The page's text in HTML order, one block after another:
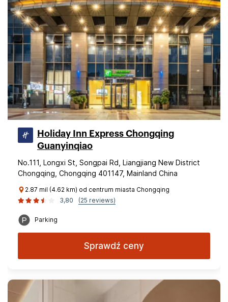
Holiday Inn Express Chongqing
Guanyinqiao
No.111, Longxi St, Songpai Rd, Liangjiang New District
Chongqing, Chongqing 401147, Mainland China
2.87 mil (4.62 km) od centrum miasta Chongqing
3,80
(25 reviews)
Parking
Sprawdź ceny